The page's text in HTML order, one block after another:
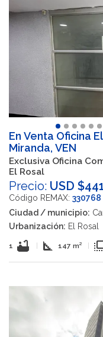
En Venta Oficina
Miranda, VEN
Exclusiva Oficina
El Rosal
Precio: USD
Código REMAX: 330768
Ciudad / municipio:
Urbanización: El Rosal
1 bathtub square_foot 147 m²